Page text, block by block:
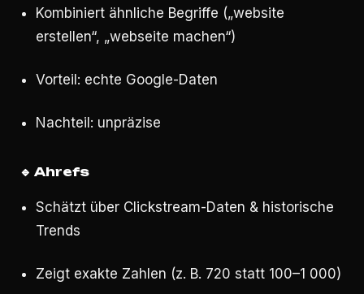
Kombiniert ähnliche Begriffe („website
erstellen“, „webseite machen“)
Vorteil: echte Google-Daten
Nachteil: unpräzise
🔹 Ahrefs
Schätzt über Clickstream-Daten & historische
Trends
Zeigt exakte Zahlen (z. B. 720 statt 100–1 000)